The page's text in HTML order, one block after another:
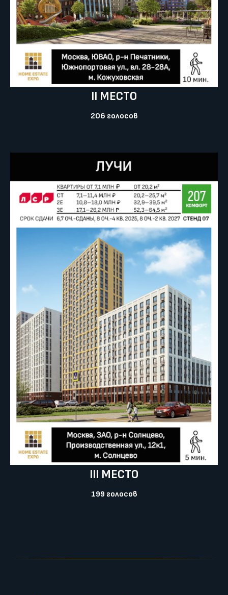
II МЕСТО
206 голосов
III МЕСТО
199 голосов